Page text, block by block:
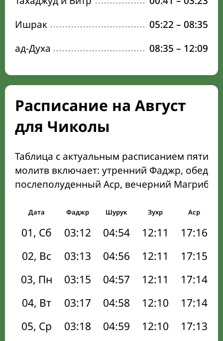
Ишрак
05:22 – 08:35
ад-Духа
08:35 – 12:09
Расписание на Август
для Чиколы
Таблица с актуальным расписанием пяти
молитв включает: утренний Фаджр,
послеполуденный Аср, вечерний Магриб
Дата Фаджр Шурук Зухр Аср
01, Сб 03:12 04:54 12:11 17:16
02, Вс
03:13 04:56 12:11 17:15
03, Пн
03:15 04:57 12:11 17:14
04, Вт
03:17 04:58 12:10 17:14
05, Ср
03:18 04:59 12:10 17:13